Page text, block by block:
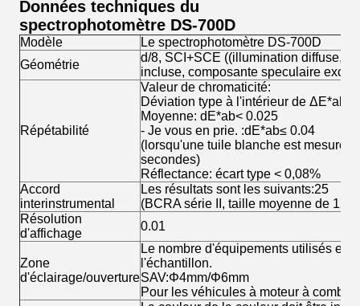
Données techniques du
spectrophotomètre DS-700D
Modèle
Le spectrophotomètre DS-700D
Géométrie
d/8, SCI+SCE ((illumination diffuse,
incluse, composante speculaire
Répétabilité
Valeur de chromaticité:
Déviation type à l'intérieur de ΔE*ab ≤
Moyenne: dE*ab< 0.025
- Je vous en prie. :dE*ab≤ 0.04
(lorsqu'une tuile blanche est mesurée
secondes)
Réflectance: écart type < 0,08%
Accord
interinstrumental
Les résultats sont les suivants:25
(BCRA série II, taille moyenne de 12
Résolution
d'affichage
0.01
Zone
d'éclairage/ouverture
Le nombre d'équipements utilisés est
l'échantillon.
SAV:Φ4mm/Φ6mm
Pour les véhicules à moteur à